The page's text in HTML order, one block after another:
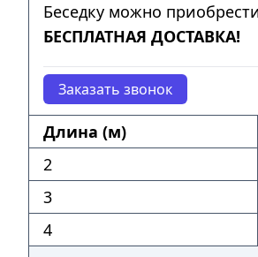
Беседку можно
БЕСПЛАТНАЯ ДОСТАВКА!
Заказать звонок
Длина (м)
2
3
4